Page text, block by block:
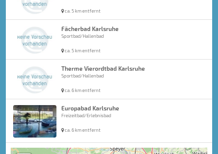
ca. 5 km entfernt
Fächerbad Karlsruhe
Sportbad/Hallenbad
ca. 5 km entfernt
Therme Vierordtbad Karlsruhe
Sportbad/Hallenbad
ca. 6 km entfernt
Europabad Karlsruhe
Freizeitbad/Erlebnisbad
ca. 6 km entfernt